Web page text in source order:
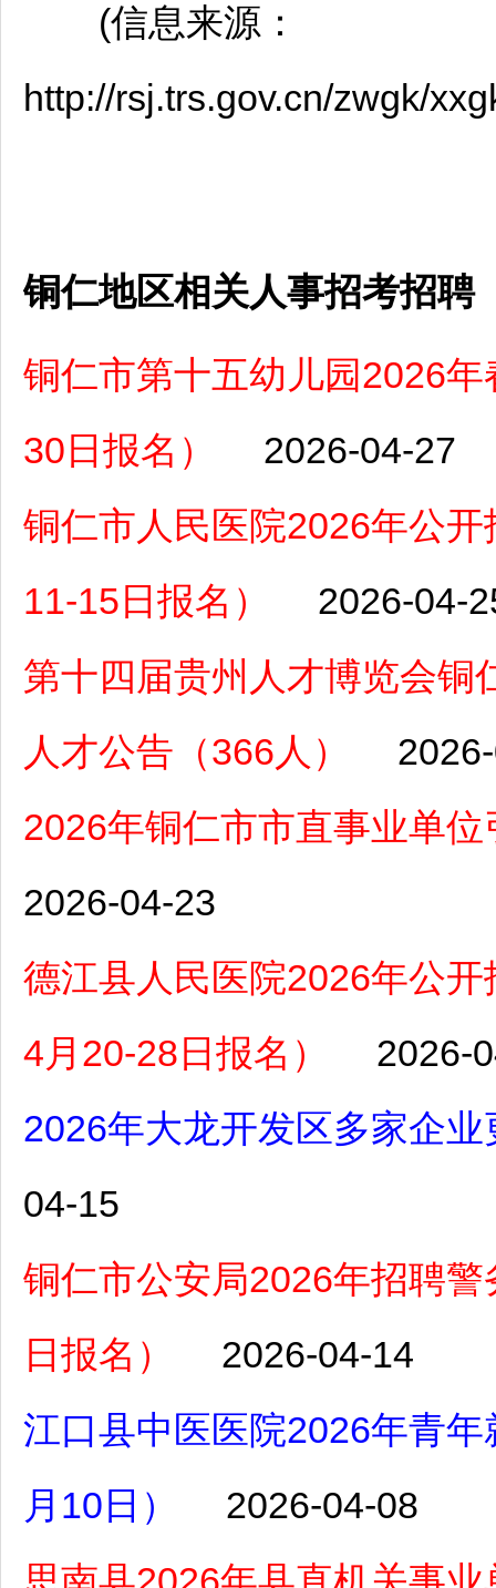
(信息来源：
http://rsj.trs.gov.cn/zwgk/
铜仁地区相关人事招考招聘
铜仁市第十五幼儿园2026
30日报名）
2026-04-27
铜仁市人民医院2026年公
11-15日报名）
2026-04-
第十四届贵州人才博览会铜
人才公告（366人）
2026年铜仁市市直事业单
2026-04-23
德江县人民医院2026年公
4月20-28日报名）
2026-
2026年大龙开发区多家企
04-15
铜仁市公安局2026年招聘
日报名）
2026-04-14
江口县中医医院2026年青
月10日）
2026-04-08